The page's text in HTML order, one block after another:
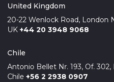
United Kingdom
20-22 Wenlock Road, London
UK +44 20 3948 9068
Chile
Antonio Bellet Nr. 193, Of.
Chile +56 2 2938 0907